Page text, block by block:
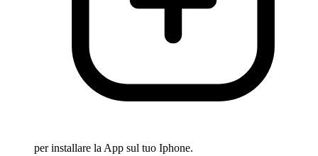
per installare la App sul tuo Iphone.